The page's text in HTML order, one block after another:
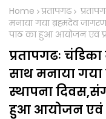
Home प्रतापगढ
मनाया गया ब्रह्मदेव
पाठ का हुआ आयोजन एवं
प्रतापगढः
साथ मनाया
स्थापना
हुआ आयोजन एवं